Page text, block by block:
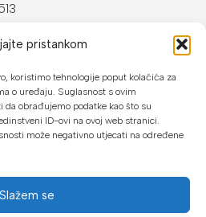
pristankom
koristimo tehnologije poput kolačića za
o uređaju. Suglasnost s ovim
obrađujemo podatke kao što su
ID-ovi na ovoj web stranici.
može negativno utjecati na određene
Slažem se
14h
platiti: